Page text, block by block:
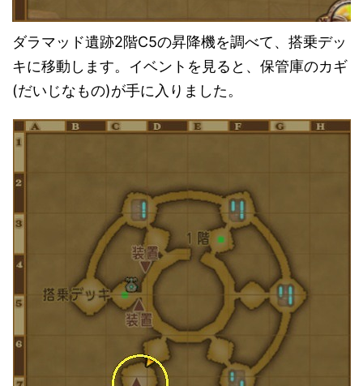
ダラマッド遺跡2階C5の昇降機を調べて、搭乗デッ
キに移動します。イベントを見ると、保管庫のカギ
(だいじなもの)が手に入りました。